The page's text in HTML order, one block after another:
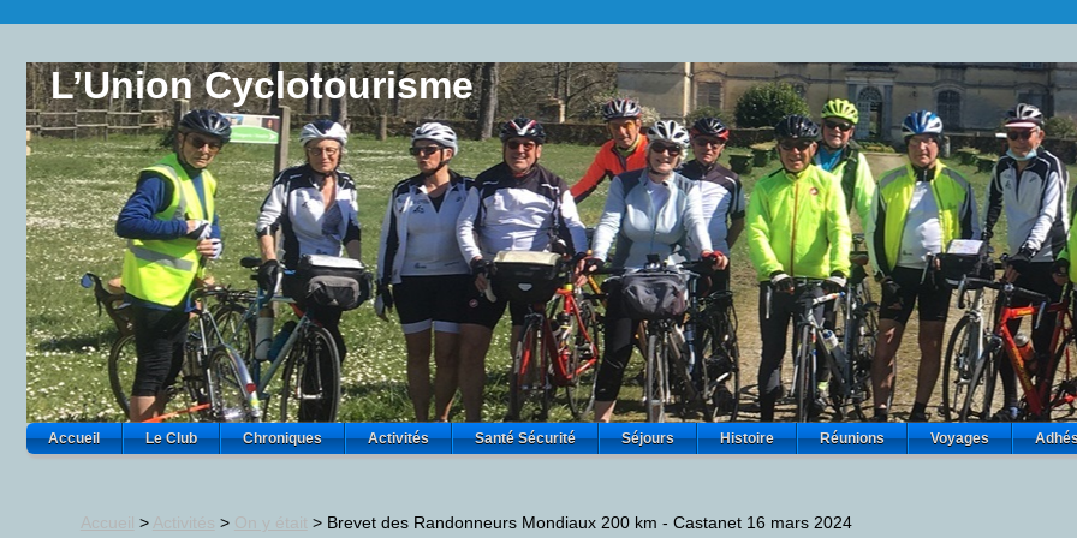
L’Union Cyclotourisme
Accueil Le Club Chroniques Activités Santé Sécurité Séjours Histoire Réunions Voyages
Accueil > Activités > On y était > Brevet des Randonneurs Mondiaux 200 km - Castanet 16 mars 2024